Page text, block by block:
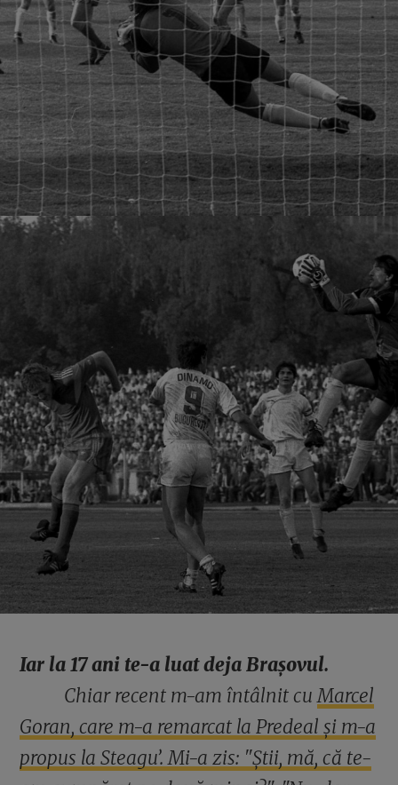
Iar la 17 ani te-a luat deja Brașovul.
Chiar recent m-am întâlnit cuMarcel
Goran, care m-a remarcat la Predeal și m-a
propus la Steagu’. Mi-a zis: "Știi, mă, că te-